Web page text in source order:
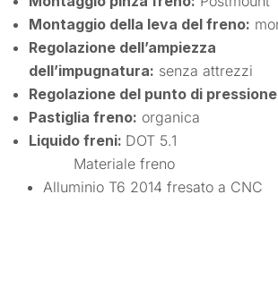
Montaggio della leva del freno:
Regolazione dell’ampiezza
dell’impugnatura: senza attrezzi
Regolazione del punto di
Pastiglia freno: organica
Liquido freni: DOT 5.1
Materiale freno
Alluminio T6 2014 fresato a CNC